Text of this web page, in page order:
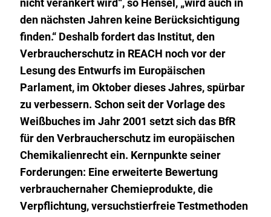
nicht verankert wird“, so Hensel, „wird auch in
den nächsten Jahren keine Berücksichtigung
finden.“ Deshalb fordert das Institut, den
Verbraucherschutz in REACH noch vor der
Lesung des Entwurfs im Europäischen
Parlament, im Oktober dieses Jahres, spürbar
zu verbessern. Schon seit der Vorlage des
Weißbuches im Jahr 2001 setzt sich das BfR
für den Verbraucherschutz im europäischen
Chemikalienrecht ein. Kernpunkte seiner
Forderungen: Eine erweiterte Bewertung
verbrauchernaher Chemieprodukte, die
Verpflichtung, versuchstierfreie Testmethoden